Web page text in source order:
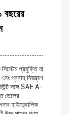
বছরের
প্রযুক্তি যা
প্রবাহ নিয়ন্ত্রণ
সঙ্গে SAE A-
তেলের
হাইড্রোলিক